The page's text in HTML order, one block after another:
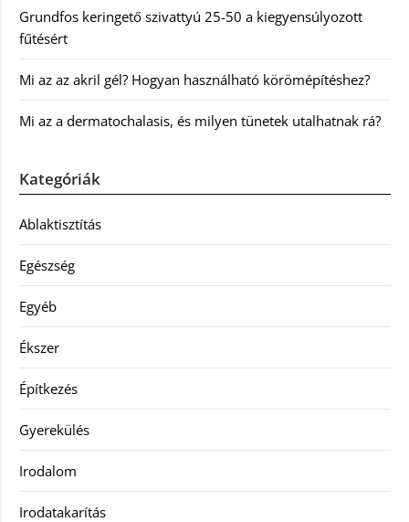
Grundfos keringető szivattyú 25-50 a kiegyensúlyozott
fűtésért
Mi az az akril gél? Hogyan használható körömépítéshez?
Mi az a dermatochalasis, és milyen tünetek utalhatnak rá?
Kategóriák
Ablaktisztítás
Egészség
Egyéb
Ékszer
Építkezés
Gyerekülés
Irodalom
Irodatakarítás